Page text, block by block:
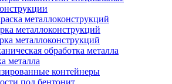
металлоконструкций
металлоконструкций
металлоконструкций
обработка металла
металла
контейнеры
под бентонит